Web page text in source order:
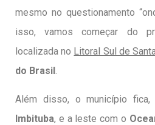
mesmo no questionamento
isso, vamos começar do
localizada no Litoral Sul de
do Brasil .
Além disso, o município
Imbituba, e a leste com o